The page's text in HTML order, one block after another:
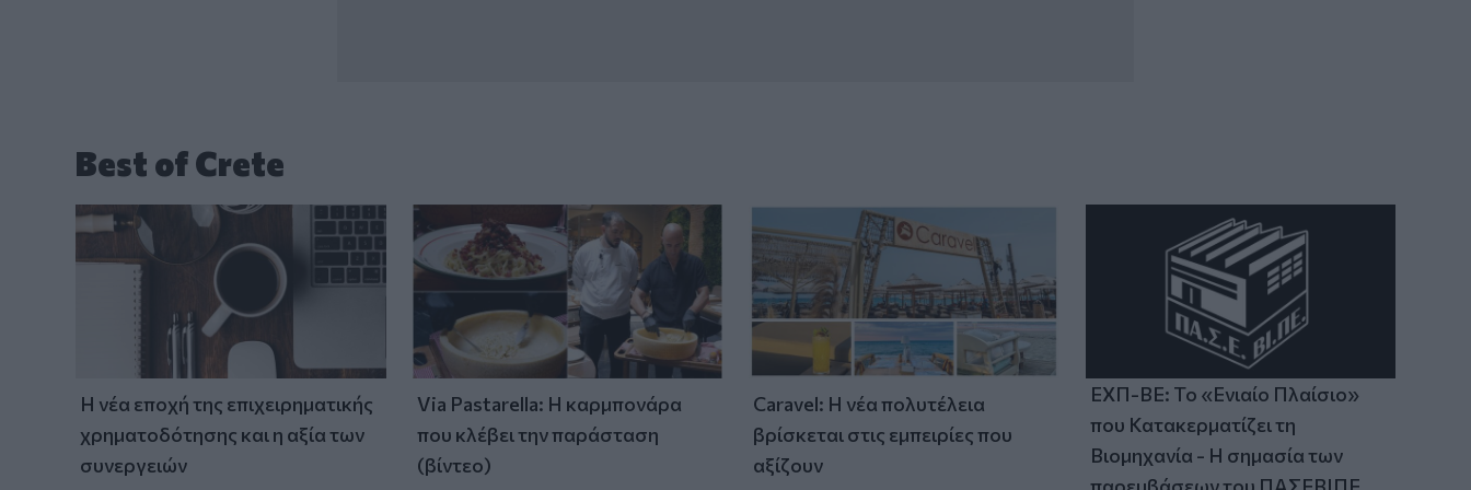
Best of Crete
Η νέα εποχή της επιχειρηματικής
χρηματοδότησης και η αξία των
συνεργειών
Via Pastarella: Η καρμπονάρα
που κλέβει την παράσταση
(βίντεο)
Caravel: Η νέα πολυτέλεια
βρίσκεται στις εμπειρίες που
αξίζουν
ΕΧΠ-ΒΕ: Το «Ενιαίο Πλαίσιο»
που Κατακερματίζει τη
Βιομηχανία - Η σημασία των